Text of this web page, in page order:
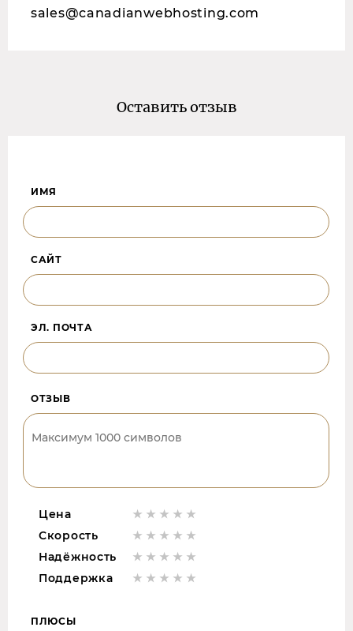
sales@canadianwebhosting.com
Оставить отзыв
ИМЯ
САЙТ
ЭЛ. ПОЧТА
ОТЗЫВ
Цена
Скорость
Надёжность
Поддержка
ПЛЮСЫ